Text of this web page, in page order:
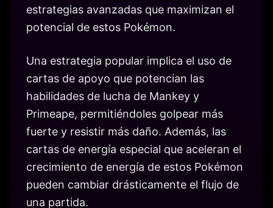
estrategias avanzadas que maximizan el
potencial de estos Pokémon.
Una estrategia popular implica el uso de
cartas de apoyo que potencian las
habilidades de lucha de Mankey y
Primeape, permitiéndoles golpear más
fuerte y resistir más daño. Además, las
cartas de energía especial que aceleran el
crecimiento de energía de estos Pokémon
pueden cambiar drásticamente el flujo de
una partida.